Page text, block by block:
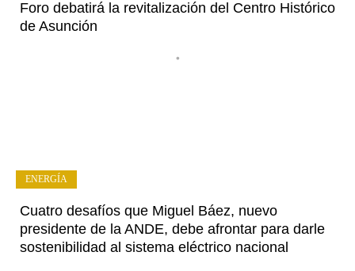
Foro debatirá la revitalización del Centro Histórico
de Asunción
•
Cuatro desafíos que Miguel Báez, nuevo
presidente de la ANDE, debe afrontar para darle
sostenibilidad al sistema eléctrico nacional
ENERGÍA